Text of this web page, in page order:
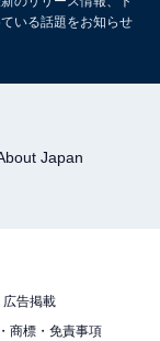
いる話題をお知らせ
Japan
広告掲載
商標・免責事項